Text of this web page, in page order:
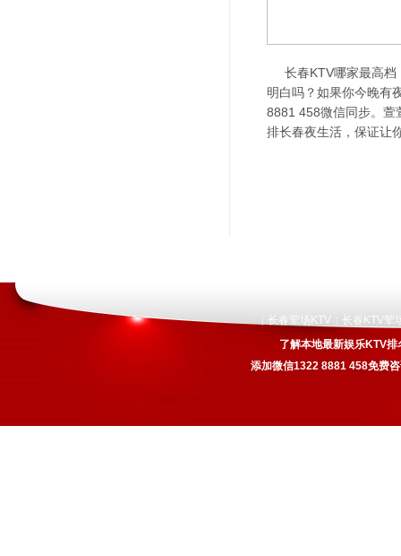
长春KTV哪家最高档
明白吗？如果你今晚有
8881 458微信同步。萱
排长春夜生活，保证让
长春荤场KTV
长春KTV荤
了解本地最新娱乐KTV
添加微信1322 8881 458免费